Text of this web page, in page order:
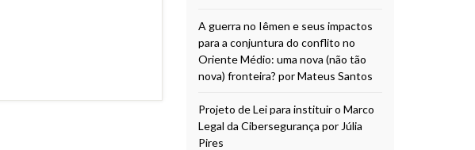
A guerra no Iêmen e seus impactos
para a conjuntura do conflito no
Oriente Médio: uma nova (não tão
nova) fronteira? por Mateus Santos
Projeto de Lei para instituir o Marco
Legal da Cibersegurança por Júlia
Pires